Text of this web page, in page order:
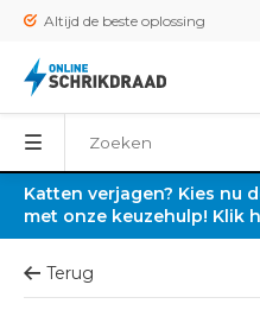
Altijd de beste oplossing
Katten verjagen? Kies nu
met onze keuzehulp! Klik
Terug